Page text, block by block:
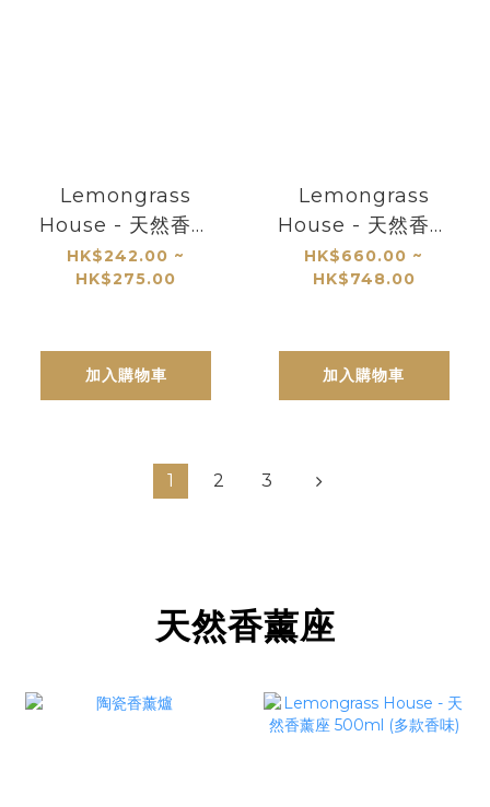
Lemongrass
House - 天然香薰
座 120ml (多款香
味)
HK$242.00 ~
HK$275.00
加入購物車
Lemongrass
House - 天然香薰
座 500ml (多款香
味)
HK$660.00 ~
HK$748.00
加入購物車
1 2 3
天然香薰座